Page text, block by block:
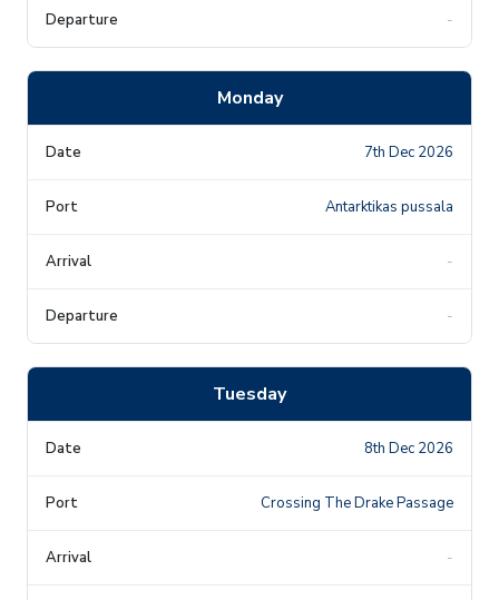
-
Monday
7th Dec 2026
Antarktikas pussala
-
-
Tuesday
8th Dec 2026
Crossing The Drake Passage
-